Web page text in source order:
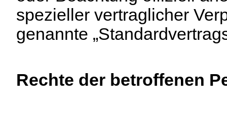
spezieller vertraglicher
genannte
Rechte der betroffenen